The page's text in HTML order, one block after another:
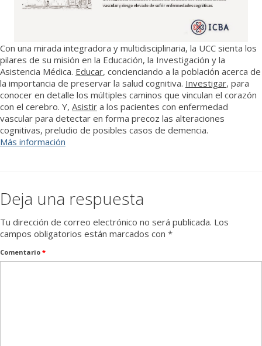
Con una mirada integradora y multidisciplinaria, la UCC sienta los
pilares de su misión en la Educación, la Investigación y la
Asistencia Médica. Educar, concienciando a la población acerca de
la importancia de preservar la salud cognitiva. Investigar, para
conocer en detalle los múltiples caminos que vinculan el corazón
con el cerebro. Y, Asistir a los pacientes con enfermedad
vascular para detectar en forma precoz las alteraciones
cognitivas, preludio de posibles casos de demencia.
Más información
Deja una respuesta
Tu dirección de correo electrónico no será publicada. Los
campos obligatorios están marcados con *
Comentario *